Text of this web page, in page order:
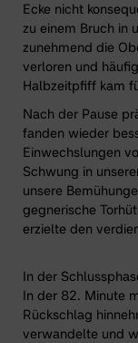
Ecke nicht
zu einem Bruch in
zunehmend die
verloren und
Halbzeitpfiff kam
Nach der Pause
fanden wieder
Einwechslungen
Schwung in
unsere
gegnerische
erzielte den
In der
In der 82. Minute
Rückschlag
verwandelte und